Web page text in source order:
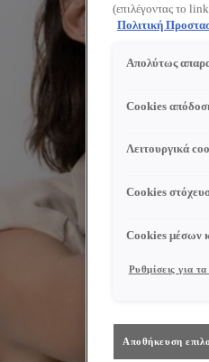
(επιλέγοντας το
Πολιτική
Απολύτως
Cookies
Λειτουργικά
Cookies
Cookies μέσων
Ρυθμίσεις για
Αποθήκευση